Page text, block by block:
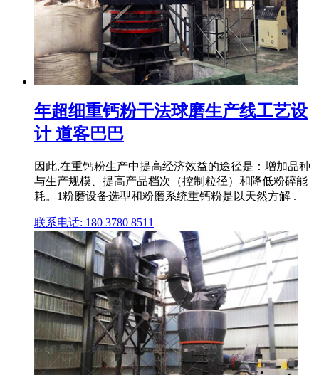
年超细重钙粉干法球磨生产线工艺设
计 道客巴巴
因此,在重钙粉生产中提高经济效益的途径是：增加品种
与生产规模、提高产品档次（控制粒径）和降低粉碎能
耗。1粉磨设备选型和粉磨系统重钙粉是以天然方解 .
联系电话: 180 3780 8511